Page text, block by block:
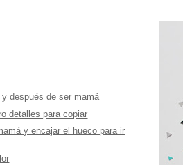
después de ser mamá
detalles para copiar
y encajar el hueco para ir